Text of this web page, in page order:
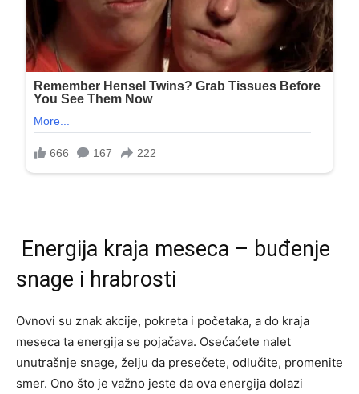
Energija kraja meseca – buđenje
snage i hrabrosti
Ovnovi su znak akcije, pokreta i početaka, a do kraja
meseca ta energija se pojačava. Osećaćete nalet
unutrašnje snage, želju da presečete, odlučite, promenite
smer. Ono što je važno jeste da ova energija dolazi